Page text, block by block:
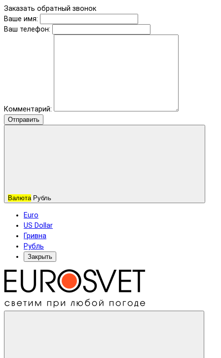
Заказать обратный звонок
Ваше имя:
Ваш телефон:
Комментарий:
Отправить
Валюта Рубль
Euro
US Dollar
Гривна
Рубль
Закрыть